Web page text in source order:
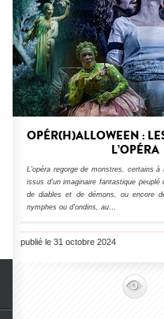
OPÉR(H)ALLOWEEN :
L’OPÉRA
L’opéra regorge de monstres, certains à
issus d’un imaginaire fantastique
de diables et de démons, ou encore
nymphes ou d’ondins, au…
publié le 31 octobre 2024